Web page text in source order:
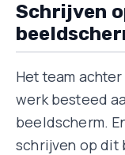
Schrijven
Het team
werk besteed
beeldscherm.
schrijven op dit